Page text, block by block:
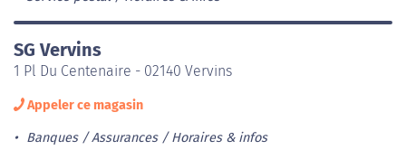
SG Vervins
1 Pl Du Centenaire - 02140 Vervins
Appeler ce magasin
Banques / Assurances Horaires & infos